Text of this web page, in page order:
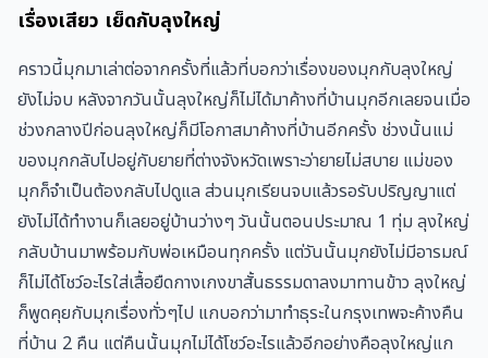
เรื่องเสียว เย็ดกับลุงใหญ่
คราวนี้มุกมาเล่าต่อจากครั้งที่แล้วที่บอกว่าเรื่องของมุกกับลุงใหญ่
ยังไม่จบ หลังจากวันนั้นลุงใหญ่ก็ไม่ได้มาค้างที่บ้านมุกอีกเลยจนเมื่อ
ช่วงกลางปีก่อนลุงใหญ่ก็มีโอกาสมาค้างที่บ้านอีกครั้ง ช่วงนั้นแม่
ของมุกกลับไปอยู่กับยายที่ต่างจังหวัดเพราะว่ายายไม่สบาย แม่ของ
มุกก็จำเป็นต้องกลับไปดูแล ส่วนมุกเรียนจบแล้วรอรับปริญญาแต่
ยังไม่ได้ทำงานก็เลยอยู่บ้านว่างๆ วันนั้นตอนประมาณ 1 ทุ่ม ลุงใหญ่
กลับบ้านมาพร้อมกับพ่อเหมือนทุกครั้ง แต่วันนั้นมุกยังไม่มีอารมณ์
ก็ไม่ได้โชว์อะไรใส่เสื้อยืดกางเกงขาสั้นธรรมดาลงมาทานข้าว ลุงใหญ่
ก็พูดคุยกับมุกเรื่องทั่วๆไป แกบอกว่ามาทำธุระในกรุงเทพจะค้างคืน
ที่บ้าน 2 คืน แต่คืนนั้นมุกไม่ได้โชว์อะไรแล้วอีกอย่างคือลุงใหญ่แก